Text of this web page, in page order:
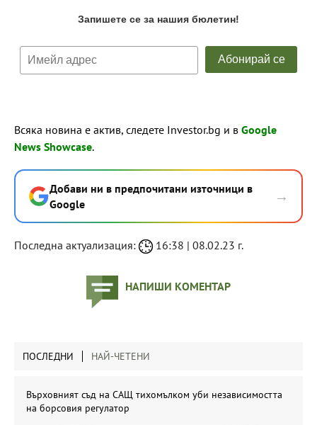
Всяка новина е актив, следете Investor.bg и в Google
News Showcase.
Добави ни в предпочитани източници в
Google
→
Последна актуализация: 16:38 | 08.02.23 г.
НАПИШИ КОМЕНТАР
ПОСЛЕДНИ НАЙ-ЧЕТЕНИ
Върховният съд на САЩ тихомълком уби независимостта
на борсовия регулатор